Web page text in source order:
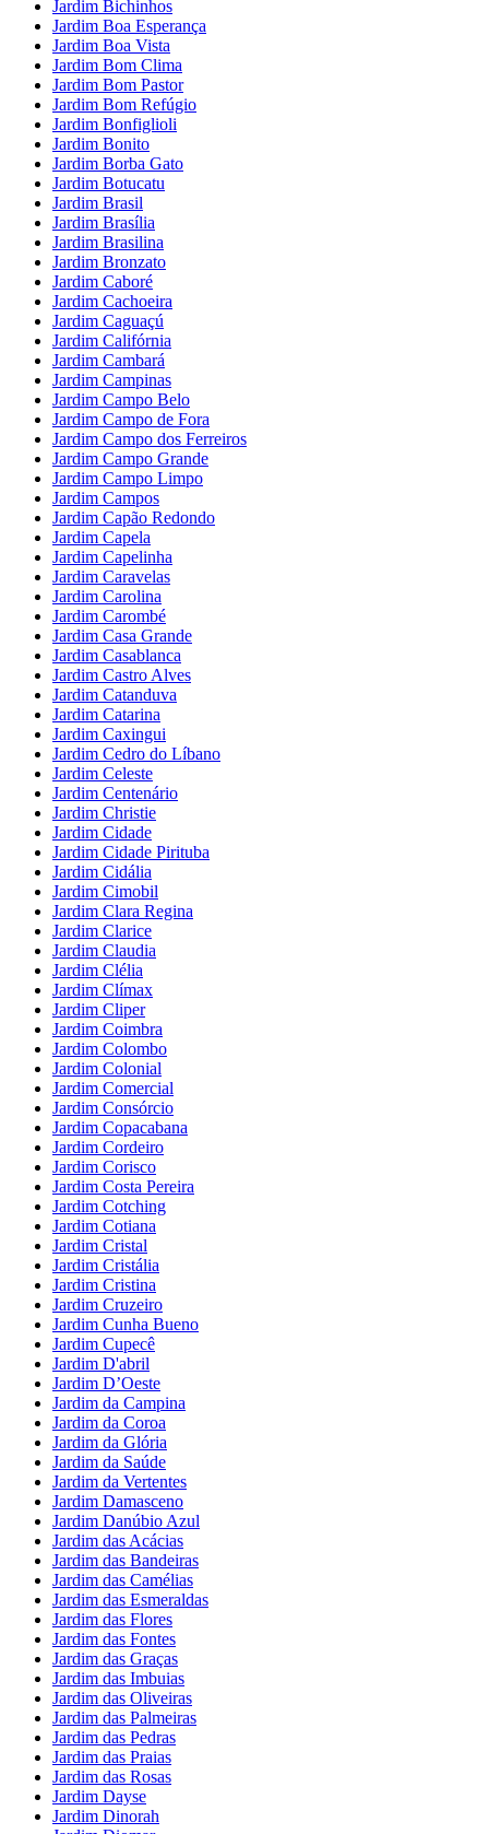
Jardim Bichinhos
Jardim Boa Esperança
Jardim Boa Vista
Jardim Bom Clima
Jardim Bom Pastor
Jardim Bom Refúgio
Jardim Bonfiglioli
Jardim Bonito
Jardim Borba Gato
Jardim Botucatu
Jardim Brasil
Jardim Brasília
Jardim Brasilina
Jardim Bronzato
Jardim Caboré
Jardim Cachoeira
Jardim Caguaçú
Jardim Califórnia
Jardim Cambará
Jardim Campinas
Jardim Campo Belo
Jardim Campo de Fora
Jardim Campo dos Ferreiros
Jardim Campo Grande
Jardim Campo Limpo
Jardim Campos
Jardim Capão Redondo
Jardim Capela
Jardim Capelinha
Jardim Caravelas
Jardim Carolina
Jardim Carombé
Jardim Casa Grande
Jardim Casablanca
Jardim Castro Alves
Jardim Catanduva
Jardim Catarina
Jardim Caxingui
Jardim Cedro do Líbano
Jardim Celeste
Jardim Centenário
Jardim Christie
Jardim Cidade
Jardim Cidade Pirituba
Jardim Cidália
Jardim Cimobil
Jardim Clara Regina
Jardim Clarice
Jardim Claudia
Jardim Clélia
Jardim Clímax
Jardim Cliper
Jardim Coimbra
Jardim Colombo
Jardim Colonial
Jardim Comercial
Jardim Consórcio
Jardim Copacabana
Jardim Cordeiro
Jardim Corisco
Jardim Costa Pereira
Jardim Cotching
Jardim Cotiana
Jardim Cristal
Jardim Cristália
Jardim Cristina
Jardim Cruzeiro
Jardim Cunha Bueno
Jardim Cupecê
Jardim D'abril
Jardim D’Oeste
Jardim da Campina
Jardim da Coroa
Jardim da Glória
Jardim da Saúde
Jardim da Vertentes
Jardim Damasceno
Jardim Danúbio Azul
Jardim das Acácias
Jardim das Bandeiras
Jardim das Camélias
Jardim das Esmeraldas
Jardim das Flores
Jardim das Fontes
Jardim das Graças
Jardim das Imbuias
Jardim das Oliveiras
Jardim das Palmeiras
Jardim das Pedras
Jardim das Praias
Jardim das Rosas
Jardim Dayse
Jardim Dinorah